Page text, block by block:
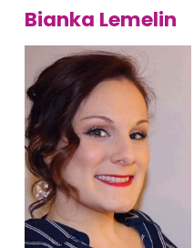
Bianka Lemelin